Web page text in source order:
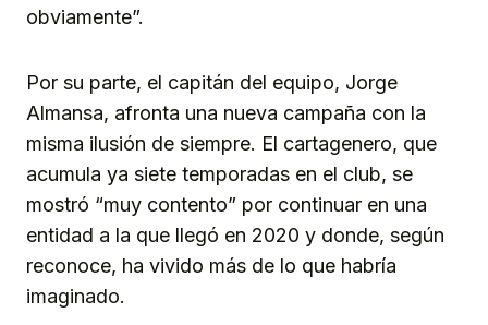
obviamente”.
Por su parte, el capitán del equipo, Jorge
Almansa, afronta una nueva campaña con la
misma ilusión de siempre. El cartagenero, que
acumula ya siete temporadas en el club, se
mostró “muy contento” por continuar en una
entidad a la que llegó en 2020 y donde, según
reconoce, ha vivido más de lo que habría
imaginado.